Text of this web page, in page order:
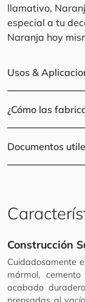
llamativo,
especial a tu
Naranja hoy
Usos &
¿Cómo las
Documentos
Construcción
Cuidadosamente
mármol,
acabado